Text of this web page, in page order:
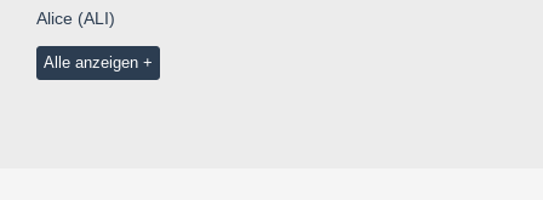
Alice (ALI)
Alle anzeigen